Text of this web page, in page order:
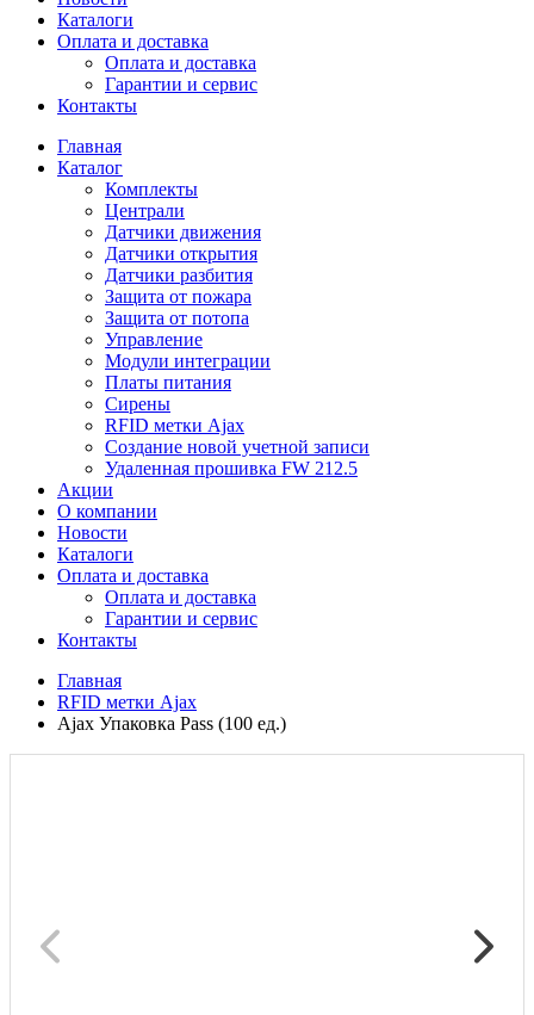
Каталоги
Оплата и доставка
Оплата и доставка
Гарантии и сервис
Контакты
Главная
Каталог
Комплекты
Централи
Датчики движения
Датчики открытия
Датчики разбития
Защита от пожара
Защита от потопа
Управление
Модули интеграции
Платы питания
Сирены
RFID метки Ajax
Создание новой учетной записи
Удаленная прошивка FW 212.5
Акции
О компании
Новости
Каталоги
Оплата и доставка
Оплата и доставка
Гарантии и сервис
Контакты
Главная
RFID метки Ajax
Ajax Упаковка Pass (100 ед.)